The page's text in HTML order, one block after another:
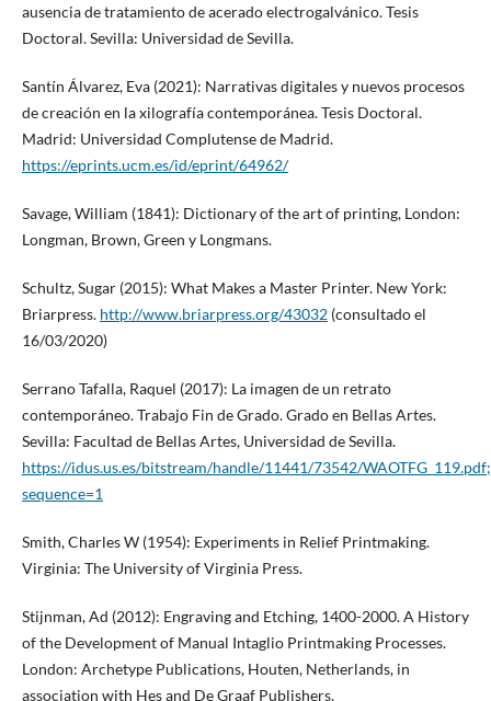
ausencia de tratamiento de acerado electrogalvánico. Tesis
Doctoral. Sevilla: Universidad de Sevilla.
Santín Álvarez, Eva (2021): Narrativas digitales y nuevos procesos
de creación en la xilografía contemporánea. Tesis Doctoral.
Madrid: Universidad Complutense de Madrid.
https://eprints.ucm.es/id/eprint/64962/
Savage, William (1841): Dictionary of the art of printing, London:
Longman, Brown, Green y Longmans.
Schultz, Sugar (2015): What Makes a Master Printer. New York:
Briarpress. http://www.briarpress.org/43032(consultado el
16/03/2020)
Serrano Tafalla, Raquel (2017): La imagen de un retrato
contemporáneo. Trabajo Fin de Grado. Grado en Bellas Artes.
Sevilla: Facultad de Bellas Artes, Universidad de Sevilla.
https://idus.us.es/bitstream/handle/11441/73542/
sequence=1
Smith, Charles W (1954): Experiments in Relief Printmaking.
Virginia: The University of Virginia Press.
Stijnman, Ad (2012): Engraving and Etching, 1400-2000. A History
of the Development of Manual Intaglio Printmaking Processes.
London: Archetype Publications, Houten, Netherlands, in
association with Hes and De Graaf Publishers.